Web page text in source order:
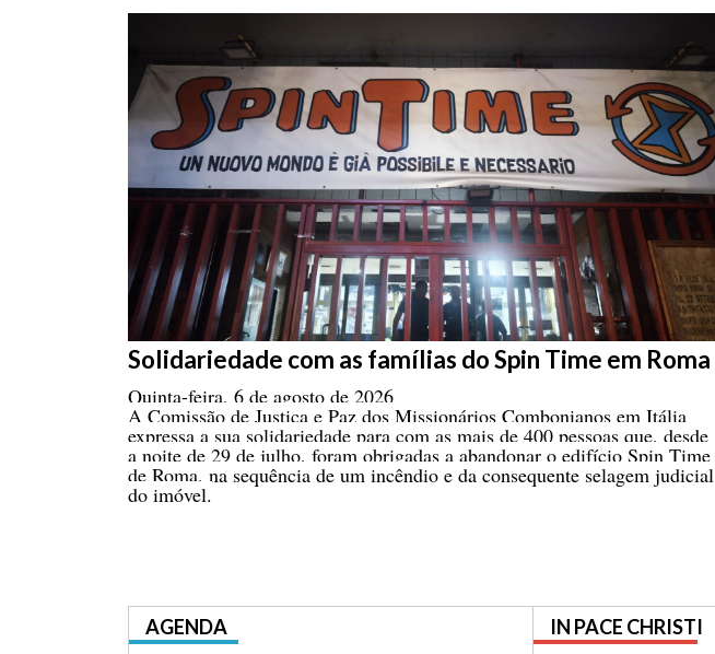
Solidariedade com as famílias do Spin Time em Roma
Quinta-feira, 6 de agosto de 2026
A Comissão de Justiça e Paz dos Missionários Combonianos em Itália
expressa a sua solidariedade para com as mais de 400 pessoas que, desde
a noite de 29 de julho, foram obrigadas a abandonar o edifício Spin Time
de Roma, na sequência de um incêndio e da consequente selagem judicial
do imóvel.
AGENDA IN PACE CHRISTI